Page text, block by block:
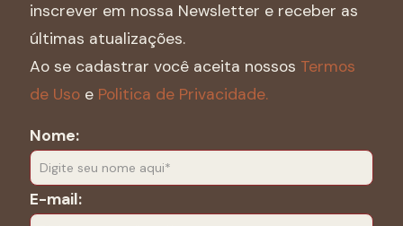
inscrever em nossa Newsletter e receber as
últimas atualizações.
Ao se cadastrar você aceita nossos Termos
de Uso e Politica de Privacidade.
Nome:
E-mail: